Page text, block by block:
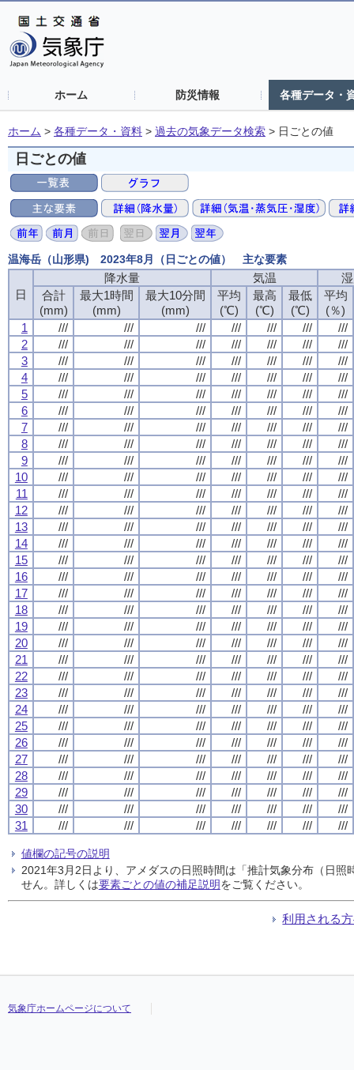
ホーム 防災情報 各種データ・
ホーム > 各種データ・資料 > 過去の気象データ検索 > 日ごとの値
日ごとの値
温海岳（山形県) 2023年8月（日ごとの値） 主な要素
日
降水量 気温
合計
(mm)
最大1時間
(mm)
最大10分間
(mm)
平均
(℃)
最高
(℃)
最低
(℃)
平均
(％)
1
/// /// /// /// /// ///
///
2
/// /// /// /// /// ///
///
3
/// /// /// /// /// ///
///
4
/// /// /// /// /// ///
///
5
/// /// /// /// /// ///
///
6
/// /// /// /// /// ///
///
7
/// /// /// /// /// ///
///
8
/// /// /// /// /// ///
///
9
/// /// /// /// /// ///
///
10
/// /// /// /// /// ///
///
11
/// /// /// /// /// ///
///
12
/// /// /// /// /// ///
///
13
/// /// /// /// /// ///
///
14
/// /// /// /// /// ///
///
15
/// /// /// /// /// ///
///
16
/// /// /// /// /// ///
///
17
/// /// /// /// /// ///
///
18
/// /// /// /// /// ///
///
19
/// /// /// /// /// ///
///
20
/// /// /// /// /// ///
///
21
/// /// /// /// /// ///
///
22
/// /// /// /// /// ///
///
23
/// /// /// /// /// ///
///
24
/// /// /// /// /// ///
///
25
/// /// /// /// /// ///
///
26
/// /// /// /// /// ///
///
27
/// /// /// /// /// ///
///
28
/// /// /// /// /// ///
///
29
/// /// /// /// /// ///
///
30
/// /// /// /// /// ///
///
31
/// /// /// /// /// /// ///
値欄の記号の説明
2021年3月2日より、アメダスの日照時間は「推計気象分布（日
せん。詳しくは要素ごとの値の補足説明をご覧ください。
利用される
気象庁ホームページについて